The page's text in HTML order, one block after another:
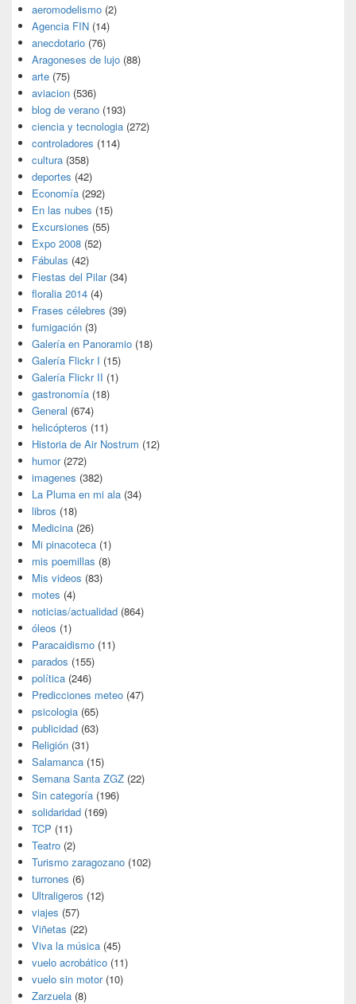
aeromodelismo (2)
Agencia FIN (14)
anecdotario (76)
Aragoneses de lujo (88)
arte (75)
aviacion (536)
blog de verano (193)
ciencia y tecnologia (272)
controladores (114)
cultura (358)
deportes (42)
Economía (292)
En las nubes (15)
Excursiones (55)
Expo 2008 (52)
Fábulas (42)
Fiestas del Pilar(34)
floralia 2014 (4)
Frases célebres (39)
fumigación (3)
Galería en Panoramio (18)
Galería Flickr I (15)
Galería Flickr II (1)
gastronomía (18)
General (674)
helicópteros (11)
Historia de Air Nostrum (12)
humor(272)
imagenes (382)
La Pluma en mi ala (34)
libros (18)
Medicina (26)
Mi pinacoteca (1)
mis poemillas (8)
Mis videos (83)
motes (4)
noticias/actualidad (864)
óleos (1)
Paracaidismo (11)
parados (155)
política (246)
Predicciones meteo (47)
psicologia (65)
publicidad (63)
Religión (31)
Salamanca (15)
Semana Santa ZGZ (22)
Sin categoría (196)
solidaridad (169)
TCP (11)
Teatro (2)
Turismo zaragozano (102)
turrones (6)
Ultraligeros (12)
viajes (57)
Viñetas (22)
Viva la música (45)
vuelo acrobático (11)
vuelo sin motor(10)
Zarzuela (8)